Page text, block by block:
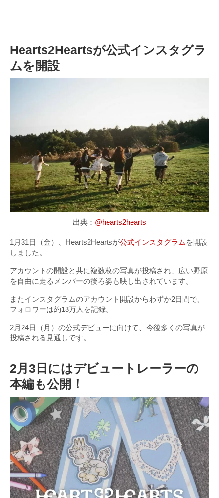
Hearts2Heartsが公式インスタグラ
ムを開設
出典： @hearts2hearts
1月31日（金）、Hearts2Heartsが公式インスタグラム を開設
しました。
アカウントの開設と共に複数枚の写真が投稿され、広い野原
を自由に走るメンバーの後ろ姿も映し出されています。
またインスタグラムのアカウント開設からわずか2日間で、
フォロワーは約13万人を記録。
2月24日（月）の公式デビューに向けて、今後多くの写真が
投稿される見通しです。
2月3日にはデビュートレーラーの
本編も公開！